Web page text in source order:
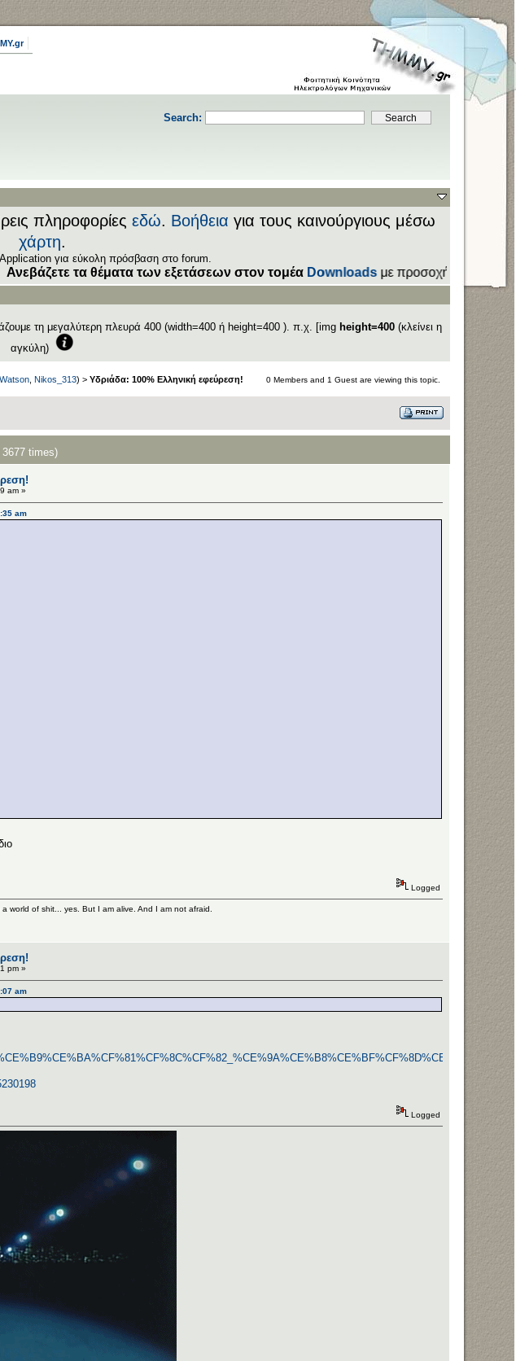
Search:
πληροφορίες εδώ. Βοήθεια για τους καινούργιους μέσω
χάρτη.
για εύκολη πρόσβαση στο forum.
τα θέματα των εξετάσεων στον τομέαDownloadsμε προσοχή σταονόματα
τη μεγαλύτερη πλευρά 400 (width=400 ή height=400 ). π.χ. [img height=400 (κλείνει η
αγκύλη)
, Nikos_313) > Υδριάδα: 100% Eλληνική εφεύρεση! 0 Members and 1 Guest are viewing this topic.
3677 times)
am »
am
Logged
world of shit... yes. But I am alive. And I am not afraid.
pm »
am
Logged